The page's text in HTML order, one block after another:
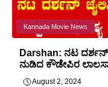
Kannada Movie News
Darshan: ನಟ
ನುಡಿದ ಕೌಡೇಪಿರ
August 2, 2024